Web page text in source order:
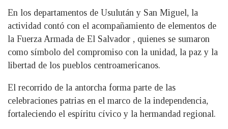
En los departamentos de Usulután y San Miguel, la
actividad contó con el acompañamiento de elementos de
la Fuerza Armada de El Salvador , quienes se sumaron
como símbolo del compromiso con la unidad, la paz y la
libertad de los pueblos centroamericanos.
El recorrido de la antorcha forma parte de las
celebraciones patrias en el marco de la independencia,
fortaleciendo el espíritu cívico y la hermandad regional.